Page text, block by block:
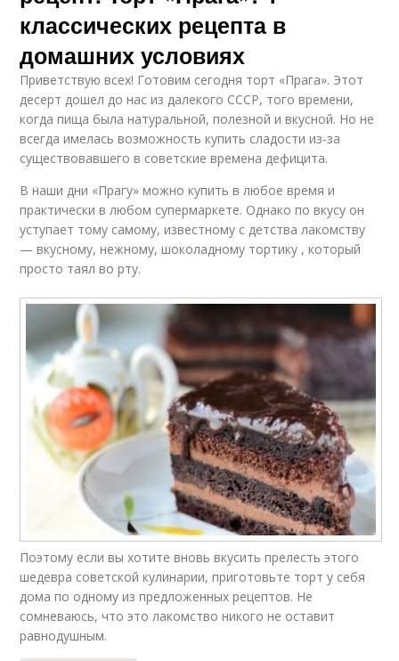
классических рецепта в
домашних условиях
Приветствую всех! Готовим сегодня торт «Прага». Этот
десерт дошел до нас из далекого СССР, того времени,
когда пища была натуральной, полезной и вкусной. Но не
всегда имелась возможность купить сладости из-за
существовавшего в советские времена дефицита.
В наши дни «Прагу» можно купить в любое время и
практически в любом супермаркете. Однако по вкусу он
уступает тому самому, известному с детства лакомству
— вкусному, нежному, шоколадному тортику , который
просто таял во рту.
Поэтому если вы хотите вновь вкусить прелесть этого
шедевра советской кулинарии, приготовьте торт у себя
дома по одному из предложенных рецептов. Не
сомневаюсь, что это лакомство никого не оставит
равнодушным.